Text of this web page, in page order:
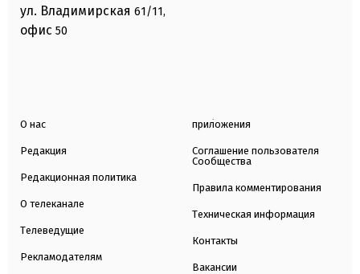
ул. Владимирская 61/11,
офис 50
О нас
Редакция
Редакционная политика
О телеканале
Телеведущие
Рекламодателям
приложения
Соглашение пользователя
Сообщества
Правила комментирования
Техническая информация
Контакты
Вакансии